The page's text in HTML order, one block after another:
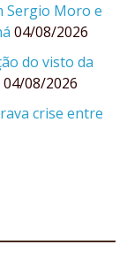
Sergio Moro e
04/08/2026
do visto da
04/08/2026
crise entre